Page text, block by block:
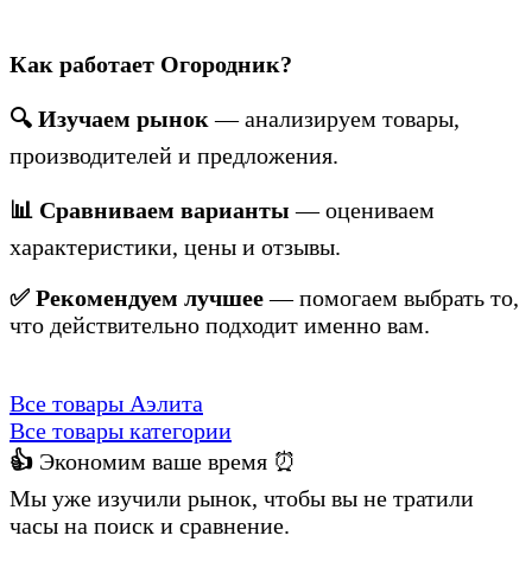
Как работает Огородник?
🔍 Изучаем рынок — анализируем товары,
производителей и предложения.
📊 Сравниваем варианты — оцениваем
характеристики, цены и отзывы.
✅ Рекомендуем лучшее— помогаем выбрать то,
что действительно подходит именно вам.
Все товары Аэлита
Все товары категории
👍 Экономим ваше время ⏰
Мы уже изучили рынок, чтобы вы не тратили
часы на поиск и сравнение.